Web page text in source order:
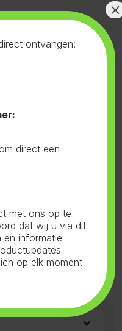
ontvangen:
direct een
met ons op te
dat wij u via dit
en informatie
op elk moment
×